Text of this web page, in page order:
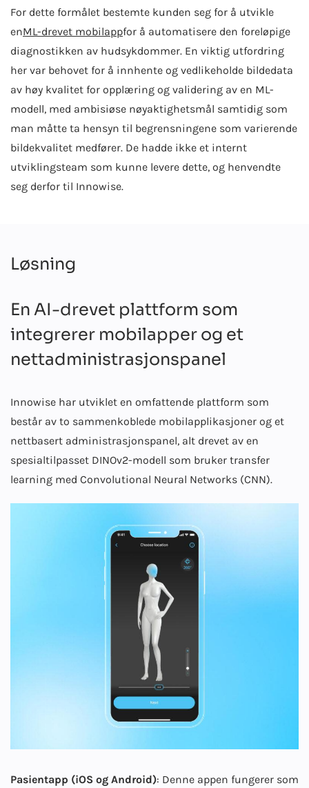
For dette formålet bestemte kunden seg for å utvikle
enML-drevet mobilappfor å automatisere den foreløpige
diagnostikken av hudsykdommer. En viktig utfordring
her var behovet for å innhente og vedlikeholde bildedata
av høy kvalitet for opplæring og validering av en ML-
modell, med ambisiøse nøyaktighetsmål samtidig som
man måtte ta hensyn til begrensningene som varierende
bildekvalitet medfører. De hadde ikke et internt
utviklingsteam som kunne levere dette, og henvendte
seg derfor til Innowise.
Løsning
En AI-drevet plattform som
integrerer mobilapper og et
nettadministrasjonspanel
Innowise har utviklet en omfattende plattform som
består av to sammenkoblede mobilapplikasjoner og et
nettbasert administrasjonspanel, alt drevet av en
spesialtilpasset DINOv2-modell som bruker transfer
learning med Convolutional Neural Networks (CNN).
Pasientapp (iOS og Android): Denne appen fungerer som